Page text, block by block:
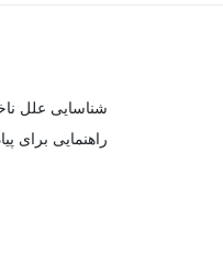
شناسایی علل
راهنمایی برای